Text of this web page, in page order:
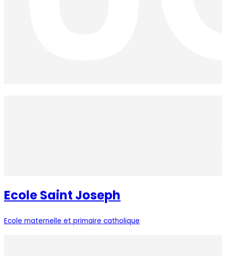
Ecole Saint Joseph
Ecole maternelle et primaire catholique